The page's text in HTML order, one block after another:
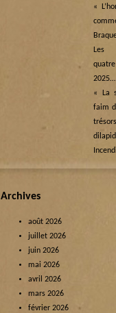
«
Les
quatre
2025…
« La
faim
Archives
août 2026
juillet 2026
juin 2026
mai 2026
avril 2026
mars 2026
février 2026